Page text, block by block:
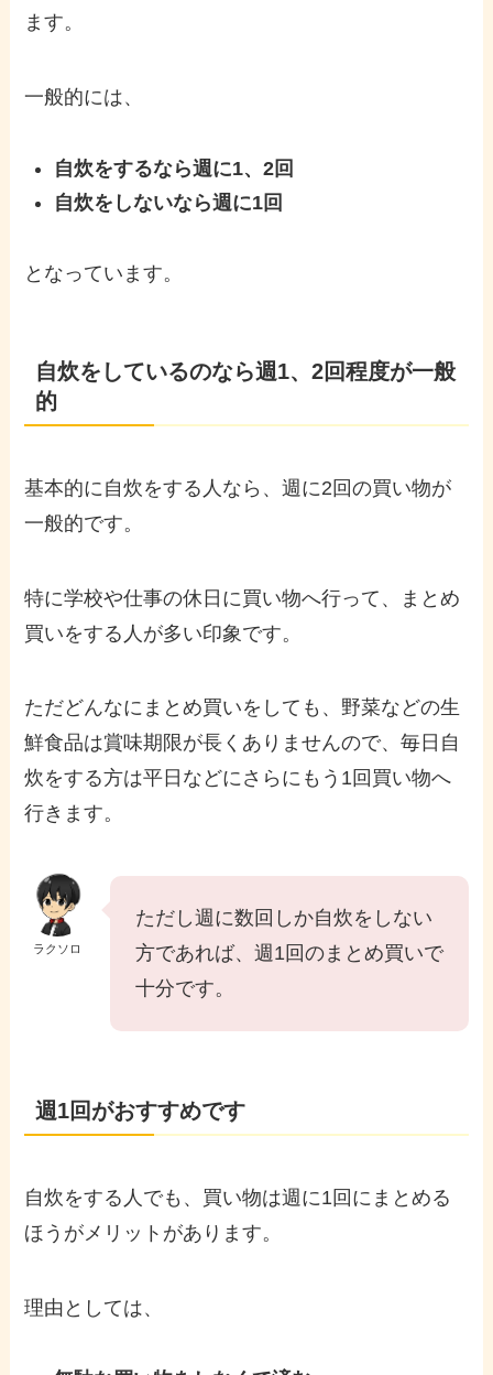
ます。
一般的には、
自炊をするなら週に1、2回
自炊をしないなら週に1回
となっています。
自炊をしているのなら週1、2回程度が一般
的
基本的に自炊をする人なら、週に2回の買い物が
一般的です。
特に学校や仕事の休日に買い物へ行って、まとめ
買いをする人が多い印象です。
ただどんなにまとめ買いをしても、野菜などの生
鮮食品は賞味期限が長くありませんので、毎日自
炊をする方は平日などにさらにもう1回買い物へ
行きます。
ラクソロ
ただし週に数回しか自炊をしない
方であれば、週1回のまとめ買いで
十分です。
週1回がおすすめです
自炊をする人でも、買い物は週に1回にまとめる
ほうがメリットがあります。
理由としては、